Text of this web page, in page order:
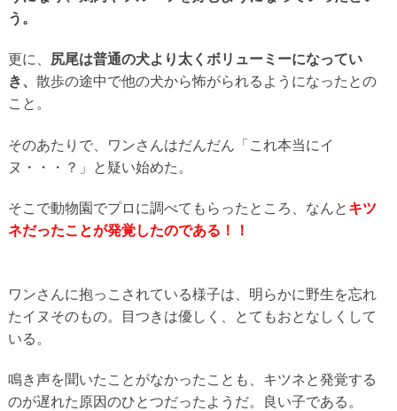
う。
更に、 尻尾は普通の犬より太くボリューミーになってい
き、 散歩の途中で他の犬から怖がられるようになったとの
こと。
そのあたりで、ワンさんはだんだん「これ本当にイ
ヌ・・・？」と疑い始めた。
そこで動物園でプロに調べてもらったところ、なんと キツ
ネだったことが発覚したのである！！
ワンさんに抱っこされている様子は、明らかに野生を忘れ
たイヌそのもの。目つきは優しく、とてもおとなしくして
いる。
鳴き声を聞いたことがなかったことも、キツネと発覚する
のが遅れた原因のひとつだったようだ。良い子である。